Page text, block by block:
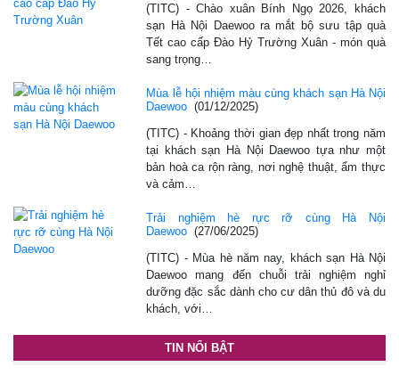
(TITC) - Chào xuân Bính Ngọ 2026, khách
sạn Hà Nội Daewoo ra mắt bộ sưu tập quà
Tết cao cấp Đào Hỷ Trường Xuân - món quà
sang trọng…
Mùa lễ hội nhiệm màu cùng khách sạn Hà Nội
Daewoo (01/12/2025)
(TITC) - Khoảng thời gian đẹp nhất trong năm
tại khách sạn Hà Nội Daewoo tựa như một
bản hoà ca rộn ràng, nơi nghệ thuật, ẩm thực
và cảm…
Trải nghiệm hè rực rỡ cùng Hà Nội
Daewoo (27/06/2025)
(TITC) - Mùa hè năm nay, khách sạn Hà Nội
Daewoo mang đến chuỗi trải nghiệm nghỉ
dưỡng đặc sắc dành cho cư dân thủ đô và du
khách, với…
TIN NỔI BẬT